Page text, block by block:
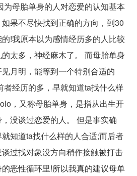
为母胎单身的人对恋爱的认知基本
果不尽快找到正确的方向，到30
!我原本以为感情经历多的人比较
太多，神经麻木了。 而母胎单身
月明，能等到一个特别合适的
者经历的多，早就知道ta找什么样
，又称母胎单身，是指从出生开
没谈过恋爱的人。 但是事实确
知道ta找什么样的人合适;而后者
过找对象没方向稍作接触被打击
恶性循环里!所以我真的建议母单